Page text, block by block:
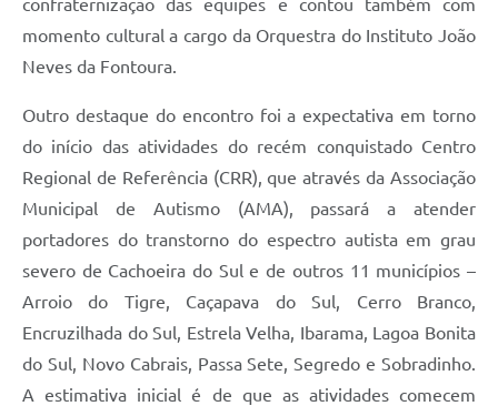
momento cultural a cargo da Orquestra do Instituto João
Neves da Fontoura.
Outro destaque do encontro foi a expectativa em torno
do início das atividades do recém conquistado Centro
Regional de Referência (CRR), que através da Associação
Municipal de Autismo (AMA), passará a atender
portadores do transtorno do espectro autista em grau
severo de Cachoeira do Sul e de outros 11 municípios –
Arroio do Tigre, Caçapava do Sul, Cerro Branco,
Encruzilhada do Sul, Estrela Velha, Ibarama, Lagoa Bonita
do Sul, Novo Cabrais, Passa Sete, Segredo e Sobradinho.
A estimativa inicial é de que as atividades comecem